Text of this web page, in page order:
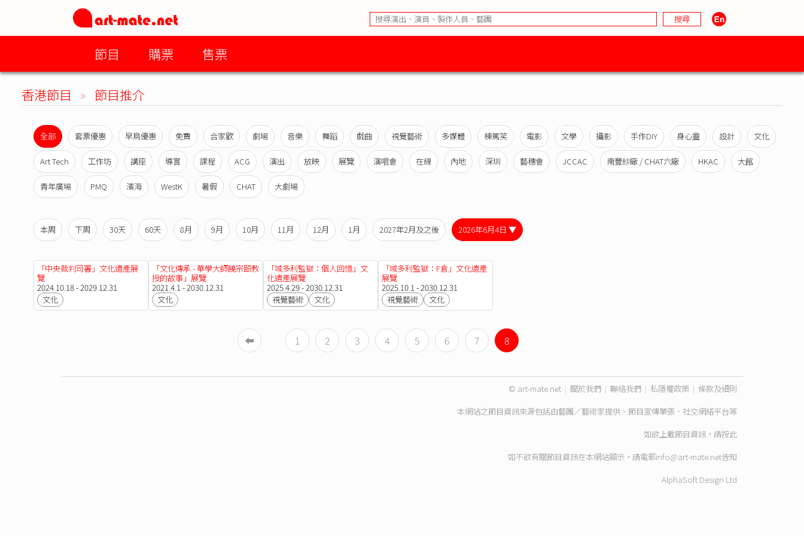
節目 購票 售票
香港節目 » 節目推介
全部 套票優惠 早鳥優惠 免費 合家歡 劇場 音樂 舞蹈 戲曲 視覺藝術 多媒體 棟篤笑 電影 文學 攝影 手作DIY 身心靈 設計 文化
Art Tech 工作坊 講座 導賞 課程 ACG 演出 放映 展覽 演唱會 在線 內地 深圳 藝穗會 JCCAC 南豐紗廠 / CHAT六廠 HKAC 大館
青年廣場 PMQ 濱海 WestK 暑假 CHAT 大劇場
本周 下周 30天 60天 8月 9月 10月 11月 12月 1月 2027年2月及之後 2026年6月4日 ▼
「中央裁判司署」文化遺產展
覽
2024.10.18 - 2029.12.31
文化
「文化傳承 - 華學大師饒宗頤教
授的故事」展覽
2021.4.1 - 2030.12.31
文化
「域多利監獄：個人回憶」文
化遺產展覽
2025.4.29 - 2030.12.31
視覺藝術
文化
「域多利監獄：F倉」文化遺產
展覽
2025.10.1 - 2030.12.31
視覺藝術
文化
⬅︎ 1 2 3 4 5 6 7 8
© art-mate.net | 關於我們 | 聯絡我們 | 私隱權政策 | 條款及細則
本網站之節目資訊來源包括由藝團／藝術家提供、節目宣傳單張、社交網絡平台等
如欲上載節目資訊，請按此
如不欲有關節目資訊在本網站顯示，請電郵info@art-mate.net告知
AlphaSoft Design Ltd